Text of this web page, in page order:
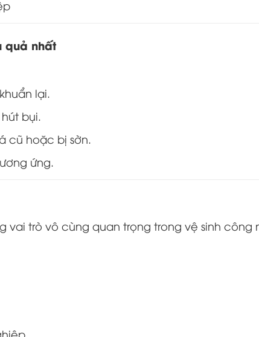
quả nhất
lại.
bụi.
cũ hoặc bị sờn.
ứng.
vai trò vô cùng quan trọng trong vệ sinh công